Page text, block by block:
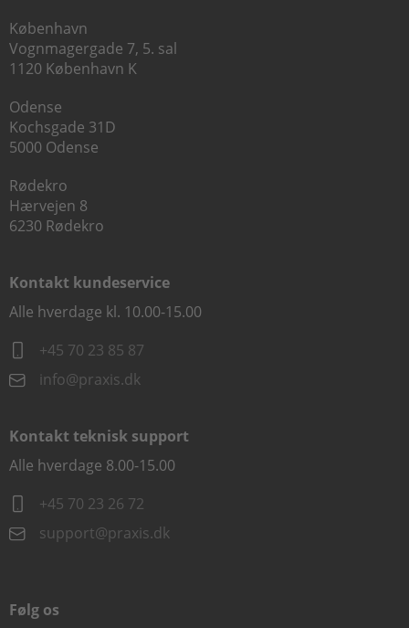
København
Vognmagergade 7, 5. sal
1120 København K
Odense
Kochsgade 31D
5000 Odense
Rødekro
Hærvejen 8
6230 Rødekro
Kontakt kundeservice
Alle hverdage kl. 10.00-15.00
+45 70 23 85 87
info@praxis.dk
Kontakt teknisk support
Alle hverdage 8.00-15.00
+45 70 23 26 72
support@praxis.dk
Følg os